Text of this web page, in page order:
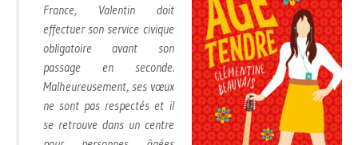
France, Valentin doit
effectuer son service civique
obligatoire avant son
passage en seconde.
Malheureusement, ses vœux
ne sont pas respectés et il
se retrouve dans un centre